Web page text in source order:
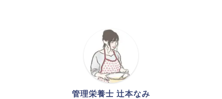
管理栄養士 辻本なみ